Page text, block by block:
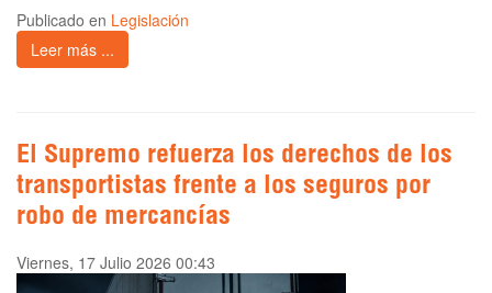
Publicado en Legislación
Leer más ...
El Supremo refuerza los derechos de los
transportistas frente a los seguros por
robo de mercancías
Viernes, 17 Julio 2026 00:43